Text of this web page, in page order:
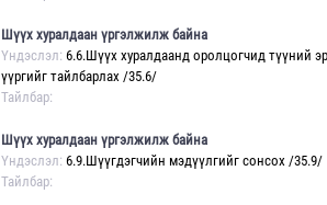
Шүүх хуралдаан үргэлжилж байна
Үндэслэл: 6.6.Шүүх хуралдаанд оролцогчид түүний
үүргийг тайлбарлах /35.6/
Тайлбар:
Шүүх хуралдаан үргэлжилж байна
Үндэслэл: 6.9.Шүүгдэгчийн мэдүүлгийг сонсох /35.9/
Тайлбар: